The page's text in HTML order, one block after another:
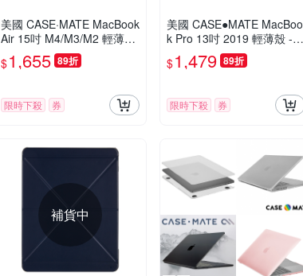
美國 CASE·MATE MacBook
Air 15吋 M4/M3/M2 輕薄殼
- 霧面透明
$1,655 89折
限時下殺 券
美國 CASE●MATE MacBoo
k Pro 13吋 2019 輕薄殼 -
霧面透明
$1,479 89折
限時下殺 券
補貨中